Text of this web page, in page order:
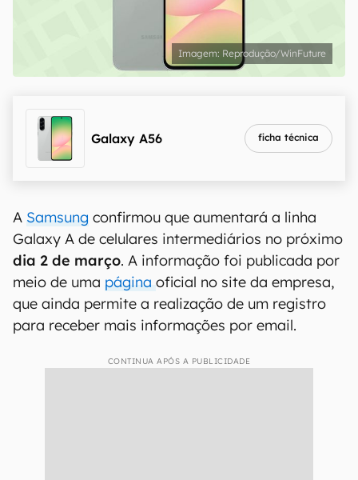
Reprodução/WinFuture
Galaxy A56 ficha técnica
A Samsung confirmou que aumentará a linha
Galaxy A de celulares intermediários no próximo
dia 2 de março. A informação foi publicada por
meio de uma página oficial no site da empresa,
que ainda permite a realização de um registro
para receber mais informações por email.
CONTINUA APÓS A PUBLICIDADE